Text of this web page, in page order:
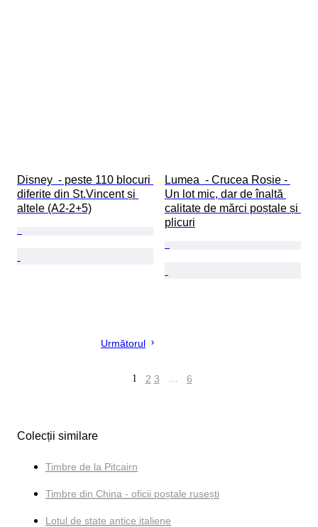
Disney  - peste 110 blocuri
diferite din St.Vincent și
altele (A2-2+5)
Lumea  - Crucea Roșie -
Un lot mic, dar de înaltă
calitate de mărci poștale și
plicuri
Următorul
1 2 3 … 6
Colecții similare
Timbre de la Pitcairn
Timbre din China - oficii poștale rusești
Lotul de state antice italiene